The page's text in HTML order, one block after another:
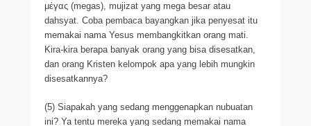
μέγας (megas), mujizat yang mega besar atau
dahsyat. Coba pembaca bayangkan jika penyesat itu
memakai nama Yesus membangkitkan orang mati.
Kira-kira berapa banyak orang yang bisa disesatkan,
dan orang Kristen kelompok apa yang lebih mungkin
disesatkannya?
(5) Siapakah yang sedang menggenapkan nubuatan
ini? Ya tentu mereka yang sedang memakai nama